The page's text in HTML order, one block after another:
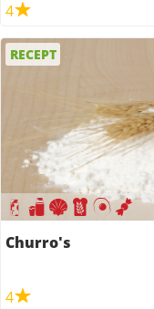
4
RECEPT
Churro's
4